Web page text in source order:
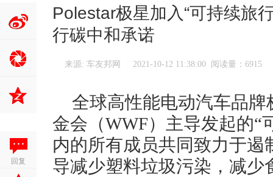
浪微博
回复
Polestar极星加入“可持续旅
行碳中和承诺
来源: 车友邦网 2021-10-12 11:38:00 阅读量：6915
全球高性能电动汽车品
金会（WWF）主导发起的“
内的所有成员共同致力于
导减少塑料垃圾污染，减少